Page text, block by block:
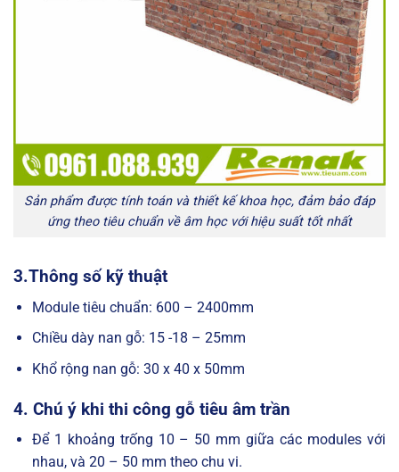
Sản phẩm được tính toán và thiết kế khoa học, đảm bảo đáp
ứng theo tiêu chuẩn về âm học với hiệu suất tốt nhất
3.Thông số kỹ thuật
Module tiêu chuẩn: 600 – 2400mm
Chiều dày nan gỗ: 15 -18 – 25mm
Khổ rộng nan gỗ: 30 x 40 x 50mm
4. Chú ý khi thi công gỗ tiêu âm trần
Để 1 khoảng trống 10 – 50 mm giữa các modules với
nhau, và 20 – 50 mm theo chu vi.